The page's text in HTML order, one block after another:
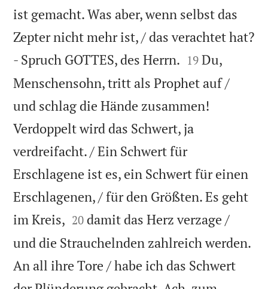
ist gemacht. Was aber, wenn selbst das
Zepter nicht mehr ist, / das verachtet hat?
- Spruch GOTTES, des Herrn. 

19 Du,
Menschensohn, tritt als Prophet auf /
und schlag die Hände zusammen!
Verdoppelt wird das Schwert, ja
verdreifacht. / Ein Schwert für
Erschlagene ist es, ein Schwert für einen
Erschlagenen, / für den Größten. Es geht
im Kreis, 

20 damit das Herz verzage /
und die Strauchelnden zahlreich werden.
An all ihre Tore / habe ich das Schwert